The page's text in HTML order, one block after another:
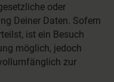
oder
Deiner Daten. Sofern
ist ein Besuch
möglich, jedoch
zur